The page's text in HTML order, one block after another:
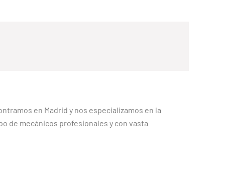
en Madrid y nos especializamos en la
de mecánicos profesionales y con vasta